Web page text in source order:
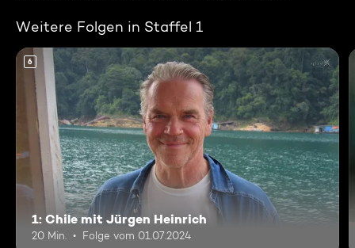
Weitere Folgen in Staffel 1
6
1: Chile mit Jürgen Heinrich
20 Min. Folge vom 01.07.2024